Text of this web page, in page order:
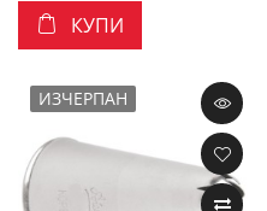
КУПИ
ИЗЧЕРПАН